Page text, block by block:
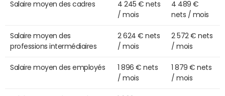
Salaire moyen des cadres
4 245 € nets
/ mois
4 489 €
nets / mois
Salaire moyen des
professions intermédiaires
2 624 € nets
/ mois
2 572 € nets
/ mois
Salaire moyen des employés
1 896 € nets
/ mois
1 879 € nets
/ mois